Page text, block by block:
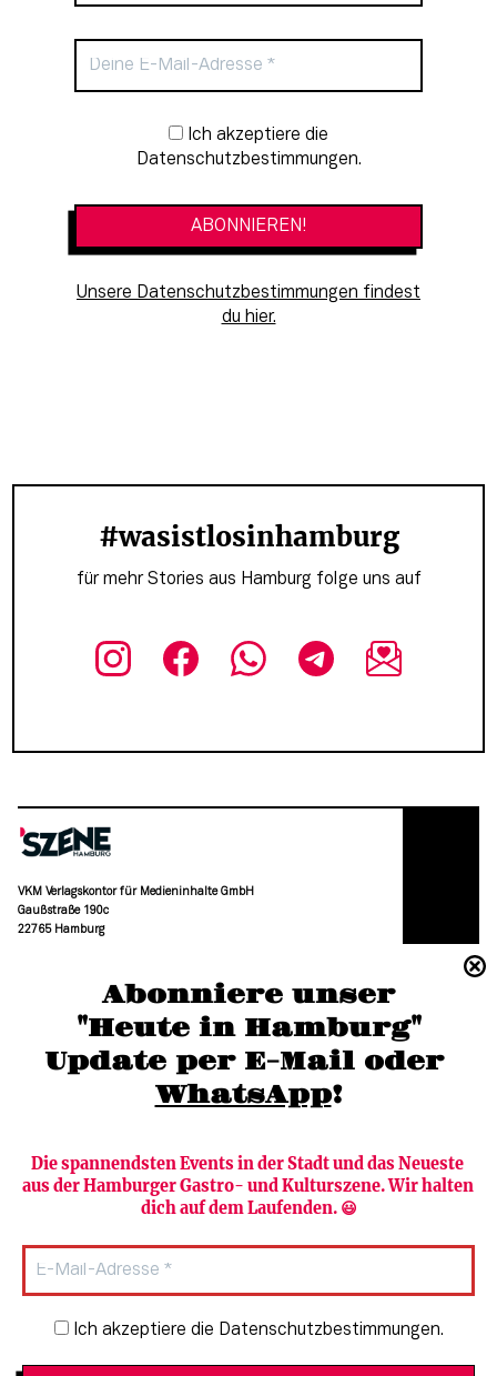
Abonniere unser
"Heute in Hamburg"
Update per E-Mail oder
WhatsApp!
Die spannendsten Events in der Stadt und das Neueste
aus der Hamburger Gastro- und Kulturszene. Wir halten
dich auf dem Laufenden. 😃
Newsletter-Anmeldung
Ich akzeptiere die Datenschutzbestimmungen.
Newsletter-Anmeldung
Datenschutzbestimmungen.
Unsere Datenschutzbestimmungen findest
du hier.
#wasistlosinhamburg
für mehr Stories aus Hamburg folge uns auf
VKM Verlagskontor für Medieninhalte GmbH
Gaußstraße 190c
22765 Hamburg
moc.grubmah-enezs@ofni
Newsletter abonnieren
HAMBURG PUR
Verlag